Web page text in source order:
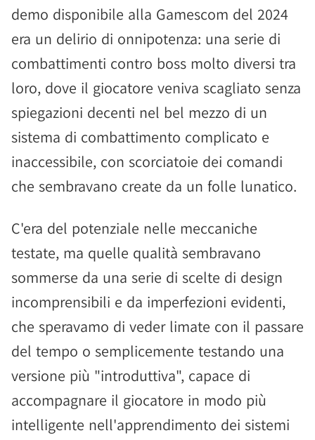
demo disponibile alla Gamescom del 2024
era un delirio di onnipotenza: una serie di
combattimenti contro boss molto diversi tra
loro, dove il giocatore veniva scagliato senza
spiegazioni decenti nel bel mezzo di un
sistema di combattimento complicato e
inaccessibile, con scorciatoie dei comandi
che sembravano create da un folle lunatico.
C'era del potenziale nelle meccaniche
testate, ma quelle qualità sembravano
sommerse da una serie di scelte di design
incomprensibili e da imperfezioni evidenti,
che speravamo di veder limate con il passare
del tempo o semplicemente testando una
versione più "introduttiva", capace di
accompagnare il giocatore in modo più
intelligente nell'apprendimento dei sistemi